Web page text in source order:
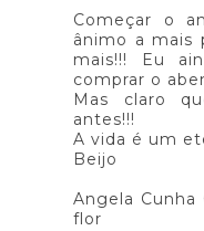
Começar o
ânimo a mais
mais!!! Eu
comprar o
Mas claro
antes!!!
A vida é um
Beijo
Angela Cunha
flor